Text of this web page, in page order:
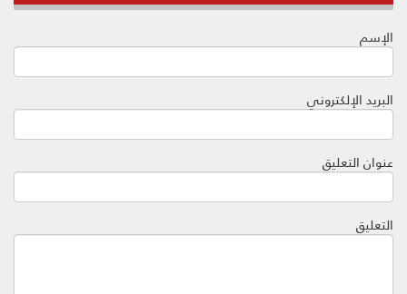
الإسم
البريد الإلكتروني
عنوان التعليق
التعليق